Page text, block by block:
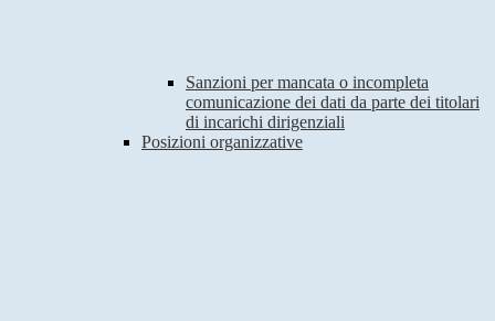
Sanzioni per mancata o incompleta
comunicazione dei dati da parte dei titolari
di incarichi dirigenziali
Posizioni organizzative